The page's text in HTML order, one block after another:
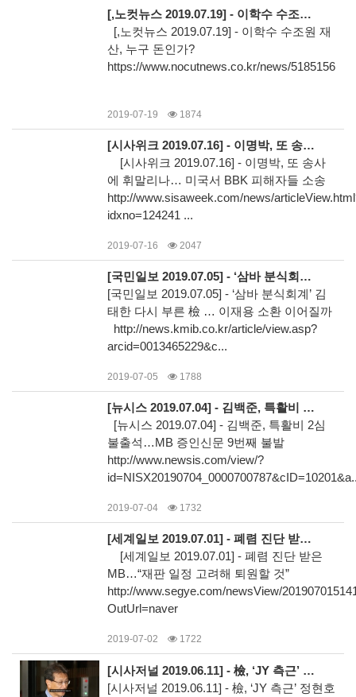
[,노컷뉴스 2019.07.19] - 이학수 수조원 재산, 누구 돈인가?
[,노컷뉴스 2019.07.19] - 이학수 수조원 재
산, 누구 돈인가?
https://www.nocutnews.co.kr/news/5185156
2019-07-19 1874
[시사위크 2019.07.16] - 이명박, 또 송사에 휘말리나… 미국서 BBK 피해자들 소송
[시사위크 2019.07.16] - 이명박, 또 송사
에 휘말리나… 미국서 BBK 피해자들 소송
http://www.sisaweek.com/news/
idxno=124241 ...
2019-07-16 2047
[국민일보 2019.07.05] - ‘삼바 분식회계’ 김태한 다시 부른 檢 … 이재용 소환 이어질까
[국민일보 2019.07.05] - ‘삼바 분식회계’ 김
태한 다시 부른 檢 … 이재용 소환 이어질까
http://news.kmib.co.kr/article/view.asp?
arcid=0013465229&c...
2019-07-05 1788
[뉴시스 2019.07.04] - 김백준, 특활비 2심 불출석…MB 증인신문 9번째 불발
[뉴시스 2019.07.04] - 김백준, 특활비 2심
불출석…MB 증인신문 9번째 불발
http://www.newsis.com/view/?
2019-07-04 1732
[세계일보 2019.07.01] - 폐렴 진단 받은 MB…“재판 일정 고려해 퇴원할 것”
[세계일보 2019.07.01] - 폐렴 진단 받은
MB…“재판 일정 고려해 퇴원할 것”
http://www.segye.com/newsView/
OutUrl=naver
2019-07-02 1722
[시사저널 2019.06.11] - 檢, ‘JY 측근’ 정현호 삼전 사장 소환…칼끝 이재용 향할까
[시사저널 2019.06.11] - 檢, ‘JY 측근’ 정현호